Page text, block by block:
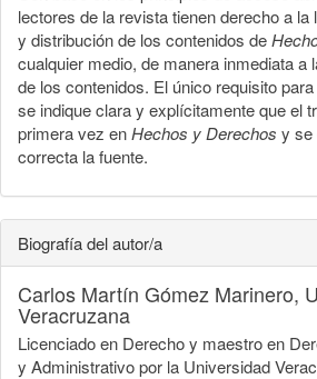
lectores de la revista tienen derecho a
y distribución de los contenidos de
cualquier medio, de manera inmediata a
de los contenidos. El único requisito
se indique clara y explícitamente que el
primera vez enHechos y Derechos y se
correcta la fuente.
Biografía del autor/a
Carlos Martín Gómez Marinero,
Veracruzana
Licenciado en Derecho y maestro en
y Administrativo por la Universidad